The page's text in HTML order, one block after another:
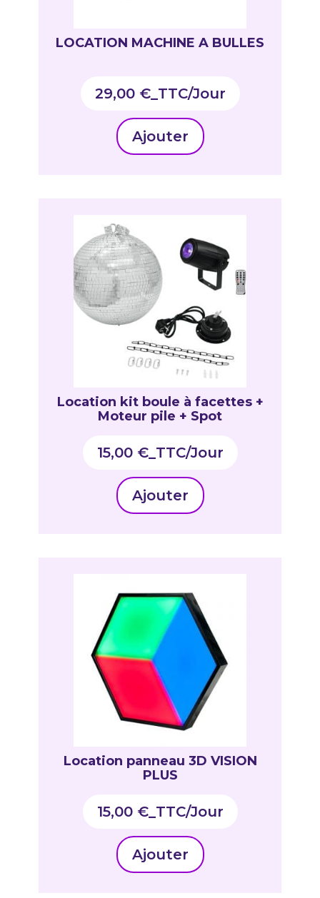
LOCATION MACHINE A BULLES
29,00 €_TTC
Ajouter
Location kit boule à facettes +
Moteur pile + Spot
15,00 €_TTC
Ajouter
Location panneau 3D VISION
PLUS
15,00 €_TTC
Ajouter